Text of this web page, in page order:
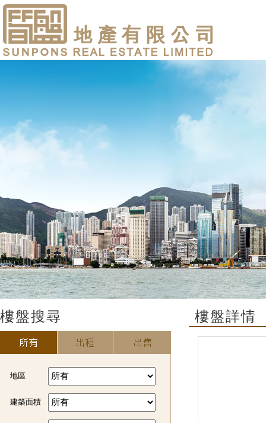
樓盤搜尋
地區
建築面積
樓盤詳情